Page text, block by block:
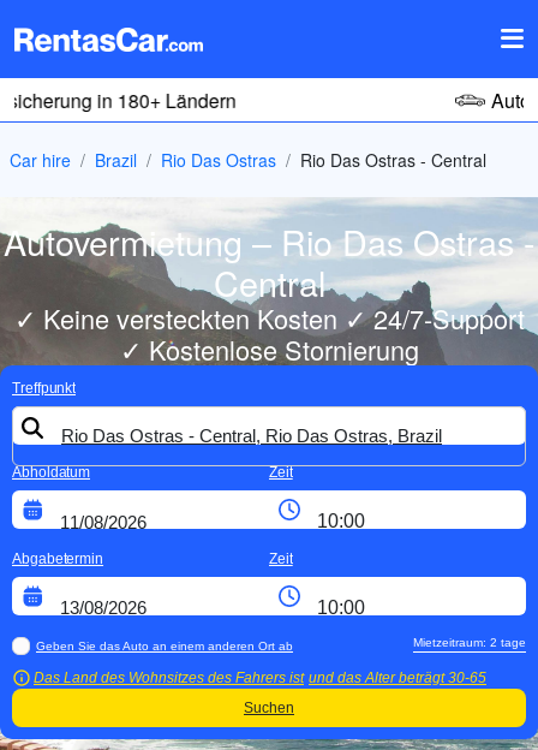
Autos weltweit verfügbar
Car hire Brazil Rio Das Ostras Rio Das Ostras - Central
Autovermietung – Rio Das Ostras -
Central
✓ Keine versteckten Kosten ✓ 24/7-Support
✓ Kostenlose Stornierung
Treffpunkt
Abholdatum Zeit
Abgabetermin Zeit
Geben Sie das Auto an einem anderen Ort ab
Das Land des Wohnsitzes des Fahrers ist und das Alter beträgt30-65
Mietzeitraum: 2 tage
Suchen